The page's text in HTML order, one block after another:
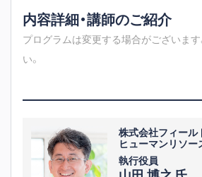
内容詳細・講師のご紹介
プログラムは変更する場合がございます
い。
株式会社フィール
ヒューマンリソー
執行役員